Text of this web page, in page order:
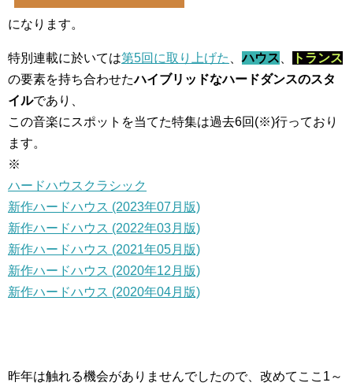
になります。
特別連載に於いては第5回に取り上げた 、ハウス、
トランス
の要素を持ち合わせたハイブリッドなハードダンスのスタ
イルであり、
この音楽にスポットを当てた特集は過去6回(※)行っており
ます。
※
ハードハウスクラシック
新作ハードハウス (2023年07月版)
新作ハードハウス (2022年03月版)
新作ハードハウス (2021年05月版)
新作ハードハウス (2020年12月版)
新作ハードハウス (2020年04月版)
昨年は触れる機会がありませんでしたので、改めてここ1～